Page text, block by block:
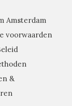
Amsterdam
voorwaarden
&